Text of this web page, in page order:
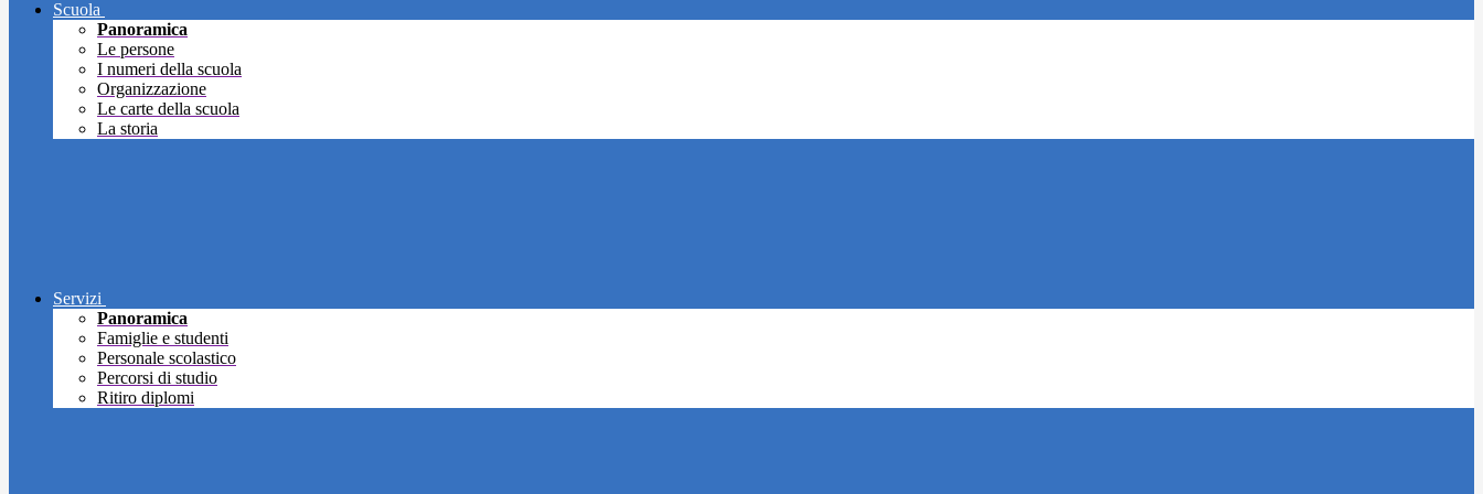
Scuola
Panoramica
Le persone
I numeri della scuola
Organizzazione
Le carte della scuola
La storia
Servizi
Panoramica
Famiglie e studenti
Personale scolastico
Percorsi di studio
Ritiro diplomi